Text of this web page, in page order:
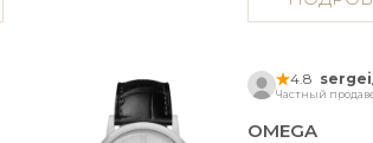
4.8
Частный
OMEGA